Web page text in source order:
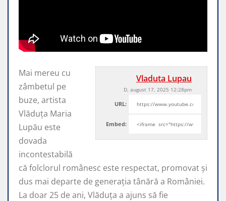
Vladuta Lupau
D, august 17, 2025 12:28pm
URL:
Embed:
Mai mereu cu
zâmbetul pe
buze, artista
Vlăduța Maria
Lupău este
dovada
incontestabilă
că folclorul românesc este respectat, promovat şi
dus mai departe de generaţia tânără a României.
La doar 25 de ani, Vlăduța a ajuns să fie